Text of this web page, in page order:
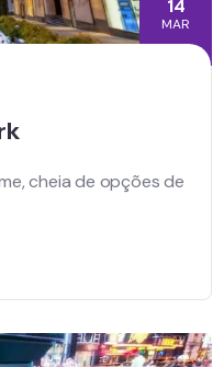
14
MAR
cheia de opções de